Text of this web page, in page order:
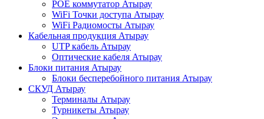
POE коммутатор Атырау
WiFi Точки доступа Атырау
WiFi Радиомосты Атырау
Кабельная продукция Атырау
UTP кабель Атырау
Оптические кабеля Атырау
Блоки питания Атырау
Блоки бесперебойного питания Атырау
СКУД Атырау
Терминалы Атырау
Турникеты Атырау